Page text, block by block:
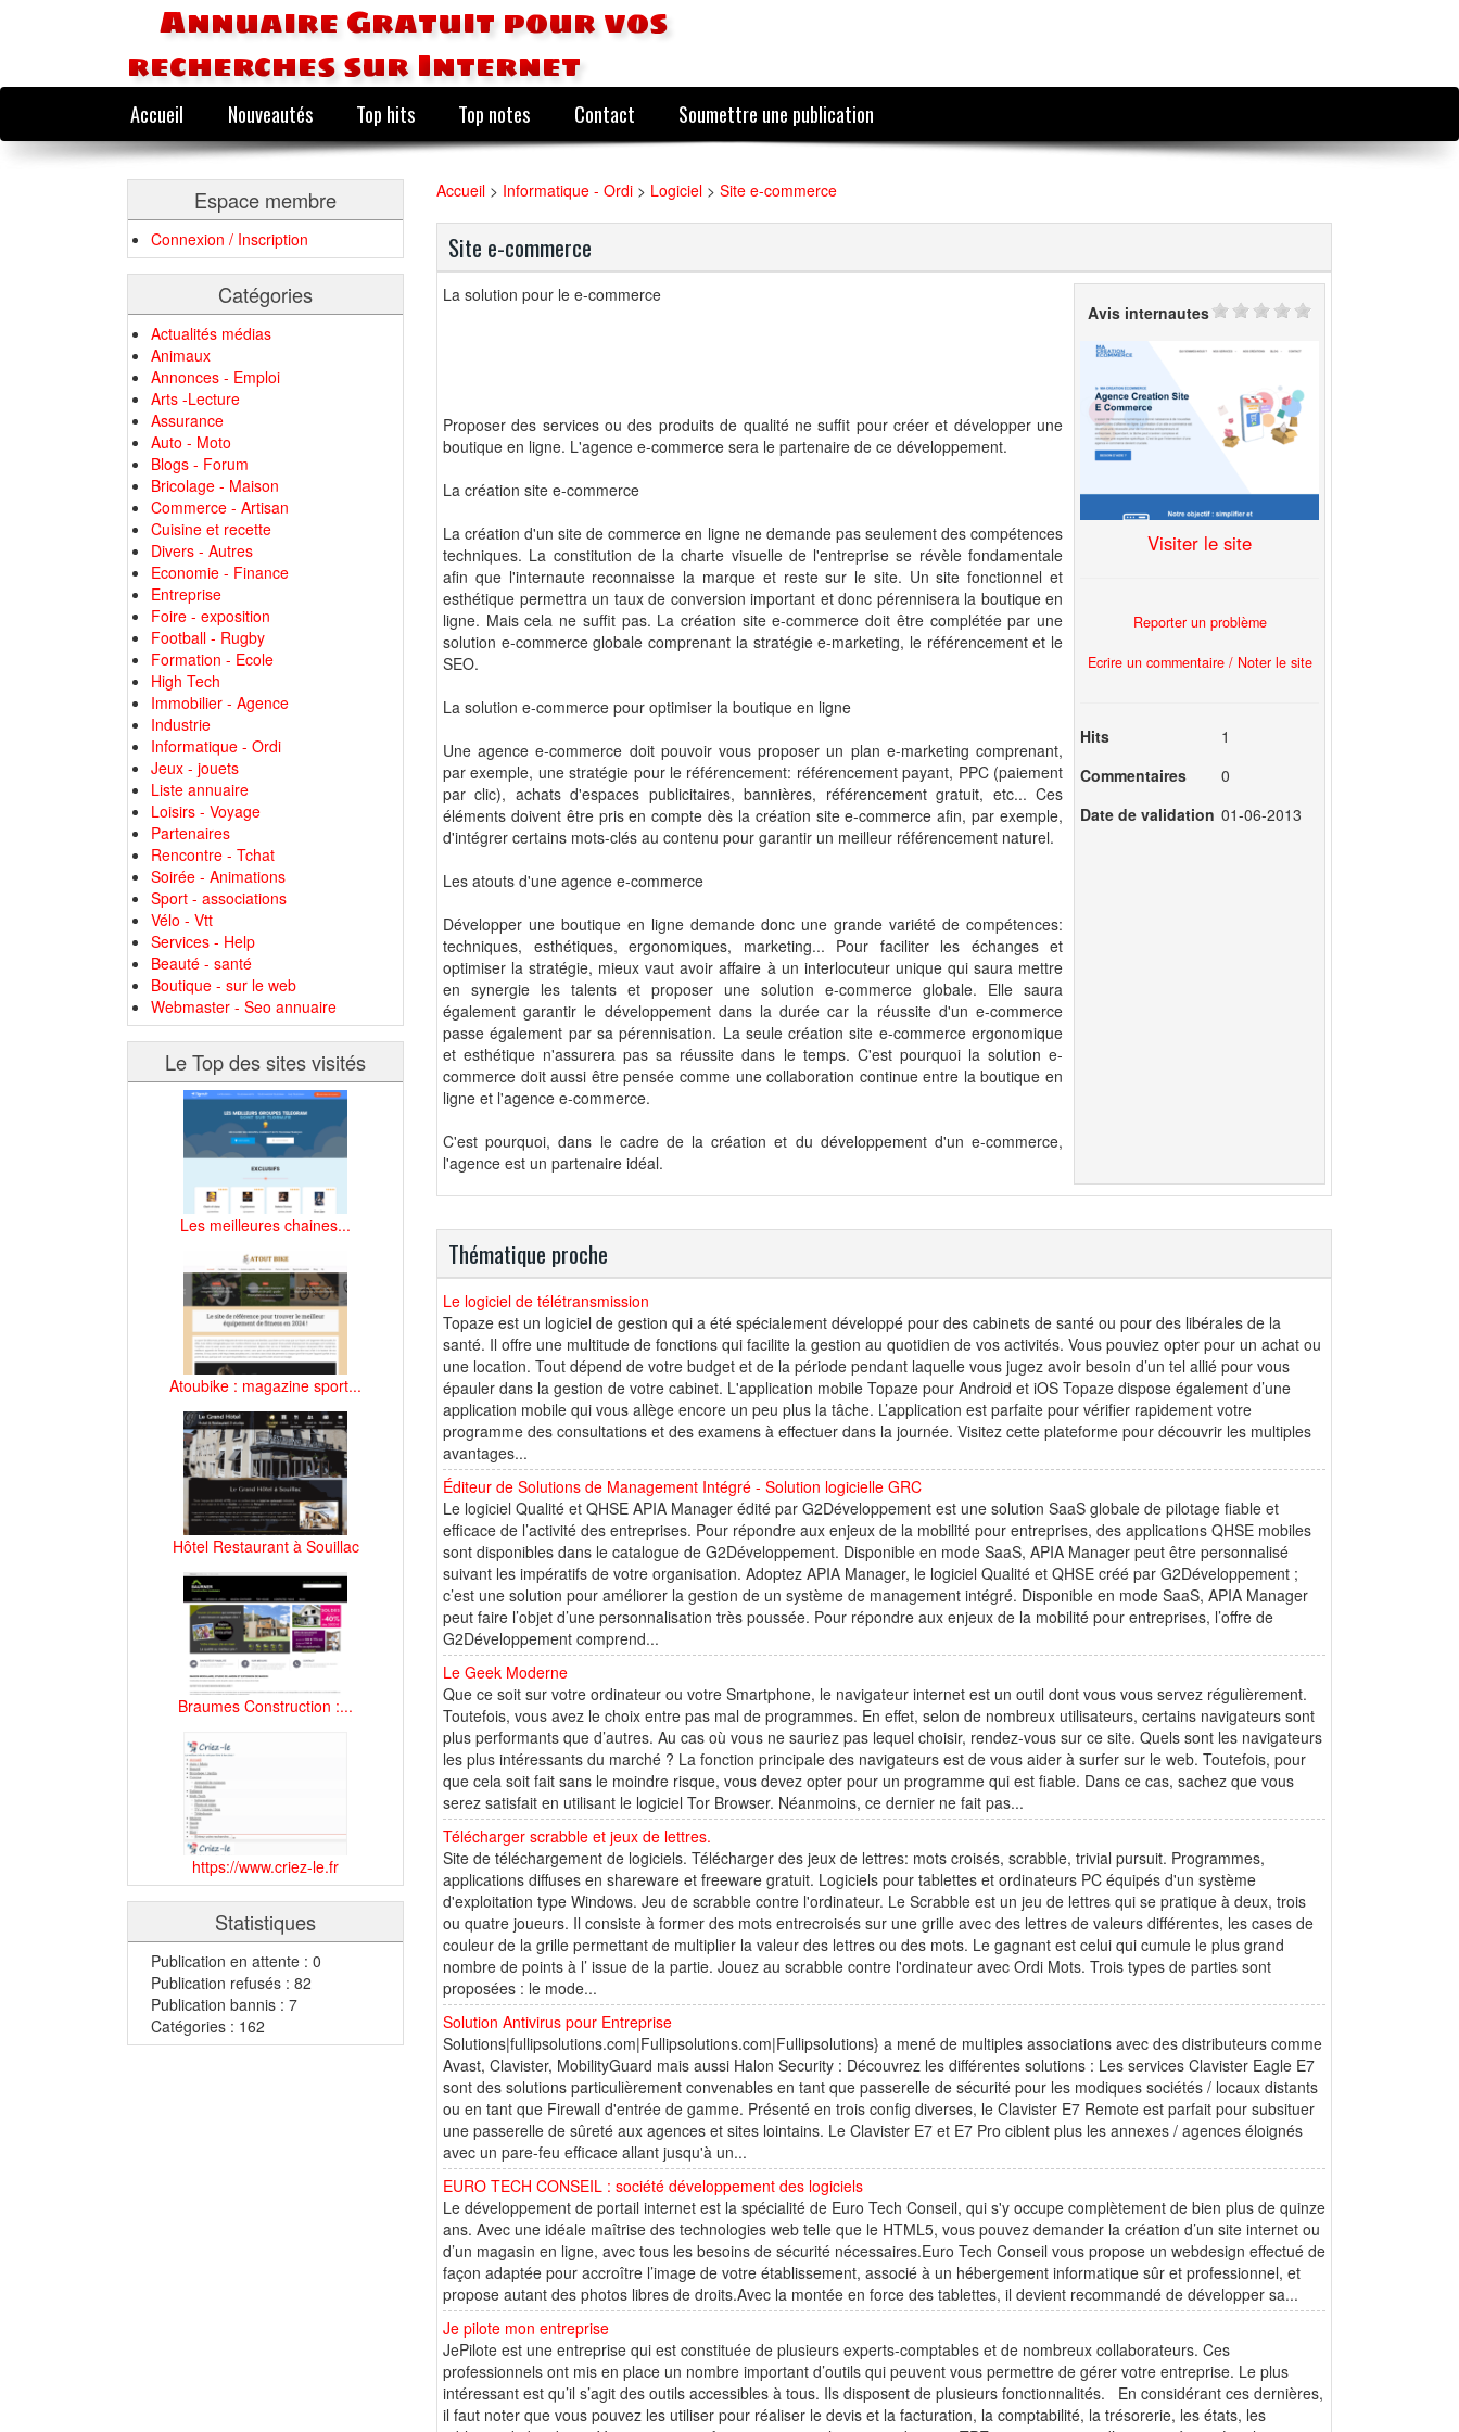
Annuaire Gratuit pour vos
recherches sur Internet
Accueil Nouveautés Top hits Top notes Contact Soumettre une publication
Espace membre
Connexion / Inscription
Catégories
Actualités médias
Animaux
Annonces - Emploi
Arts -Lecture
Assurance
Auto - Moto
Blogs - Forum
Bricolage - Maison
Commerce - Artisan
Cuisine et recette
Divers - Autres
Economie - Finance
Entreprise
Foire - exposition
Football - Rugby
Formation - Ecole
High Tech
Immobilier - Agence
Industrie
Informatique - Ordi
Jeux - jouets
Liste annuaire
Loisirs - Voyage
Partenaires
Rencontre - Tchat
Soirée - Animations
Sport - associations
Vélo - Vtt
Services - Help
Beauté - santé
Boutique - sur le web
Webmaster - Seo annuaire
Le Top des sites visités
Les meilleures chaines...
Atoubike : magazine sport...
Hôtel Restaurant à Souillac
Braumes Construction :...
https://www.criez-le.fr
Statistiques
Publication en attente : 0
Publication refusés : 82
Publication bannis : 7
Catégories : 162
Accueil > Informatique - Ordi > Logiciel > Site e-commerce
Site e-commerce
La solution pour le e-commerce
Proposer des services ou des produits de qualité ne suffit pour créer et développer une
boutique en ligne. L'agence e-commerce sera le partenaire de ce développement.
La création site e-commerce
La création d'un site de commerce en ligne ne demande pas seulement des compétences
techniques. La constitution de la charte visuelle de l'entreprise se révèle fondamentale
afin que l'internaute reconnaisse la marque et reste sur le site. Un site fonctionnel et
esthétique permettra un taux de conversion important et donc pérennisera la boutique en
ligne. Mais cela ne suffit pas. La création site e-commerce doit être complétée par une
solution e-commerce globale comprenant la stratégie e-marketing, le référencement et le
SEO.
La solution e-commerce pour optimiser la boutique en ligne
Une agence e-commerce doit pouvoir vous proposer un plan e-marketing comprenant,
par exemple, une stratégie pour le référencement: référencement payant, PPC (paiement
par clic), achats d'espaces publicitaires, bannières, référencement gratuit, etc... Ces
éléments doivent être pris en compte dès la création site e-commerce afin, par exemple,
d'intégrer certains mots-clés au contenu pour garantir un meilleur référencement naturel.
Les atouts d'une agence e-commerce
Développer une boutique en ligne demande donc une grande variété de compétences:
techniques, esthétiques, ergonomiques, marketing... Pour faciliter les échanges et
optimiser la stratégie, mieux vaut avoir affaire à un interlocuteur unique qui saura mettre
en synergie les talents et proposer une solution e-commerce globale. Elle saura
également garantir le développement dans la durée car la réussite d'un e-commerce
passe également par sa pérennisation. La seule création site e-commerce ergonomique
et esthétique n'assurera pas sa réussite dans le temps. C'est pourquoi la solution e-
commerce doit aussi être pensée comme une collaboration continue entre la boutique en
ligne et l'agence e-commerce.
C'est pourquoi, dans le cadre de la création et du développement d'un e-commerce,
l'agence est un partenaire idéal.
Avis internautes
Visiter le site
Reporter un problème
Ecrire un commentaire / Noter le site
Hits
1
Commentaires
0
Date de validation 01-06-2013
Thématique proche
Le logiciel de télétransmission
Topaze est un logiciel de gestion qui a été spécialement développé pour des cabinets de santé ou pour des libérales de la
santé. Il offre une multitude de fonctions qui facilite la gestion au quotidien de vos activités. Vous pouviez opter pour un achat ou
une location. Tout dépend de votre budget et de la période pendant laquelle vous jugez avoir besoin d’un tel allié pour vous
épauler dans la gestion de votre cabinet. L'application mobile Topaze pour Android et iOS Topaze dispose également d’une
application mobile qui vous allège encore un peu plus la tâche. L’application est parfaite pour vérifier rapidement votre
programme des consultations et des examens à effectuer dans la journée. Visitez cette plateforme pour découvrir les multiples
avantages...
Éditeur de Solutions de Management Intégré - Solution logicielle GRC
Le logiciel Qualité et QHSE APIA Manager édité par G2Développement est une solution SaaS globale de pilotage fiable et
efficace de l’activité des entreprises. Pour répondre aux enjeux de la mobilité pour entreprises, des applications QHSE mobiles
sont disponibles dans le catalogue de G2Développement. Disponible en mode SaaS, APIA Manager peut être personnalisé
suivant les impératifs de votre organisation. Adoptez APIA Manager, le logiciel Qualité et QHSE créé par G2Développement ;
c’est une solution pour améliorer la gestion de un système de management intégré. Disponible en mode SaaS, APIA Manager
peut faire l’objet d’une personnalisation très poussée. Pour répondre aux enjeux de la mobilité pour entreprises, l’offre de
G2Développement comprend...
Le Geek Moderne
Que ce soit sur votre ordinateur ou votre Smartphone, le navigateur internet est un outil dont vous vous servez régulièrement.
Toutefois, vous avez le choix entre pas mal de programmes. En effet, selon de nombreux utilisateurs, certains navigateurs sont
plus performants que d’autres. Au cas où vous ne sauriez pas lequel choisir, rendez-vous sur ce site. Quels sont les navigateurs
les plus intéressants du marché ? La fonction principale des navigateurs est de vous aider à surfer sur le web. Toutefois, pour
que cela soit fait sans le moindre risque, vous devez opter pour un programme qui est fiable. Dans ce cas, sachez que vous
serez satisfait en utilisant le logiciel Tor Browser. Néanmoins, ce dernier ne fait pas...
Télécharger scrabble et jeux de lettres.
Site de téléchargement de logiciels. Télécharger des jeux de lettres: mots croisés, scrabble, trivial pursuit. Programmes,
applications diffuses en shareware et freeware gratuit. Logiciels pour tablettes et ordinateurs PC équipés d'un système
d'exploitation type Windows. Jeu de scrabble contre l'ordinateur. Le Scrabble est un jeu de lettres qui se pratique à deux, trois
ou quatre joueurs. Il consiste à former des mots entrecroisés sur une grille avec des lettres de valeurs différentes, les cases de
couleur de la grille permettant de multiplier la valeur des lettres ou des mots. Le gagnant est celui qui cumule le plus grand
nombre de points à l’ issue de la partie. Jouez au scrabble contre l'ordinateur avec Ordi Mots. Trois types de parties sont
proposées : le mode...
Solution Antivirus pour Entreprise
Solutions|fullipsolutions.com|Fullipsolutions.com|Fullipsolutions} a mené de multiples associations avec des distributeurs comme
Avast, Clavister, MobilityGuard mais aussi Halon Security : Découvrez les différentes solutions : Les services Clavister Eagle E7
sont des solutions particulièrement convenables en tant que passerelle de sécurité pour les modiques sociétés / locaux distants
ou en tant que Firewall d'entrée de gamme. Présenté en trois config diverses, le Clavister E7 Remote est parfait pour subsituer
une passerelle de sûreté aux agences et sites lointains. Le Clavister E7 et E7 Pro ciblent plus les annexes / agences éloignés
avec un pare-feu efficace allant jusqu'à un...
EURO TECH CONSEIL : société développement des logiciels
Le développement de portail internet est la spécialité de Euro Tech Conseil, qui s'y occupe complètement de bien plus de quinze
ans. Avec une idéale maîtrise des technologies web telle que le HTML5, vous pouvez demander la création d’un site internet ou
d’un magasin en ligne, avec tous les besoins de sécurité nécessaires.Euro Tech Conseil vous propose un webdesign effectué de
façon adaptée pour accroître l’image de votre établissement, associé à un hébergement informatique sûr et professionnel, et
propose autant des photos libres de droits.Avec la montée en force des tablettes, il devient recommandé de développer sa...
Je pilote mon entreprise
JePilote est une entreprise qui est constituée de plusieurs experts-comptables et de nombreux collaborateurs. Ces
professionnels ont mis en place un nombre important d’outils qui peuvent vous permettre de gérer votre entreprise. Le plus
intéressant est qu’il s’agit des outils accessibles à tous. Ils disposent de plusieurs fonctionnalités. En considérant ces dernières,
il faut noter que vous pouvez les utiliser pour réaliser le devis et la facturation, la comptabilité, la trésorerie, les états, les